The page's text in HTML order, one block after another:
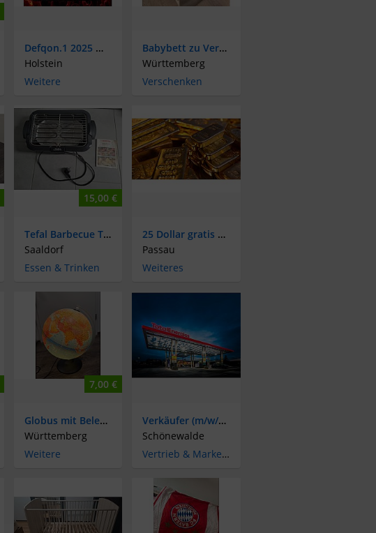
Defqon.1 2025 Weekend Ticket inkl. Camping Armband abzugeben
Holstein
Weitere
Babybett zu Verschenken
Württemberg
Verschenken
15,00 €
Tefal Barbecue Tischgrill - frisch geputzt :)
Saaldorf
Essen & Trinken
25 Dollar gratis zum Start bei Goldbet Casino und Beteiligung für Weiterempfehlung
Passau
Weiteres
7,00 €
Globus mit Beleuchtung
Württemberg
Weitere
Verkäufer (m/w/d) für Tankstelle in Schönewalde gesucht!!!
Schönewalde
Vertrieb & Marketing